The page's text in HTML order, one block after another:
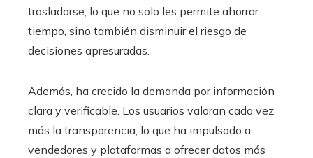
trasladarse, lo que no solo les permite ahorrar
tiempo, sino también disminuir el riesgo de
decisiones apresuradas.
Además, ha crecido la demanda por información
clara y verificable. Los usuarios valoran cada vez
más la transparencia, lo que ha impulsado a
vendedores y plataformas a ofrecer datos más